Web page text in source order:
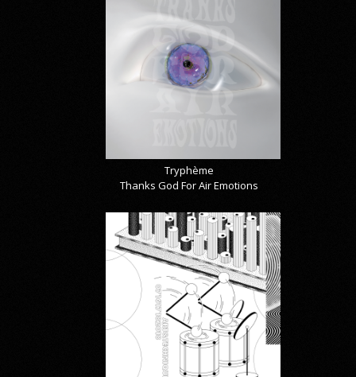
Tryphème
Thanks God For Air Emotions